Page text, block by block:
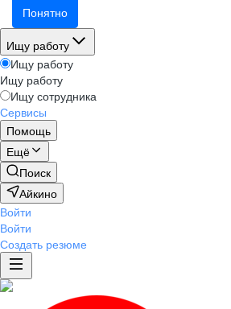
Понятно
Ищу работу
Ищу работу
Ищу работу
Ищу сотрудника
Сервисы
Помощь
Ещё
Поиск
Айкино
Войти
Войти
Создать резюме